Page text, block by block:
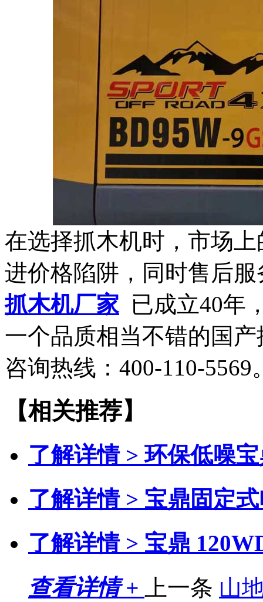
在选择抓木机时，市场
进价格陷阱，同时售后
抓木机厂家 已成立40年
一个品质相当不错的国
咨询热线：400-110-5569
【相关推荐】
了解详情 >环保低噪
了解详情 > 宝鼎固定
了解详情 > 宝鼎
查看详情 +
上一条 山